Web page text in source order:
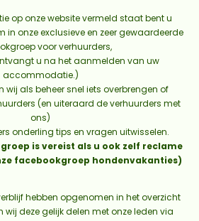
op onze website vermeld staat bent u
in onze exclusieve en zeer gewaardeerde
voor verhuurders,
u na het aanmelden van uw
accommodatie.)
wij als beheer snel iets overbrengen of
(en uiteraard de verhuurders met
ons)
onderling tips en vragen uitwisselen.
is vereist als u ook zelf reclame
facebookgroep hondenvakanties)
hebben opgenomen in het overzicht
wij deze gelijk delen met onze leden via